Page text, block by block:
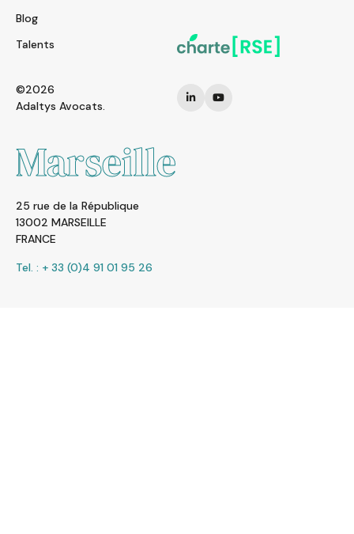
Blog
Talents
©2026
Adaltys Avocats.
Marseille
25 rue de la République
13002 MARSEILLE
FRANCE
Tel. : + 33 (0)4 91 01 95 26